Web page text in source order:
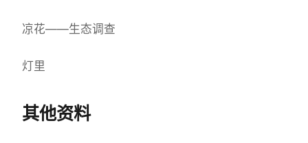
凉花——生态调查
灯里
其他资料